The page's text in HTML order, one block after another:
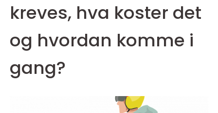
kreves, hva koster det
og hvordan komme i
gang?